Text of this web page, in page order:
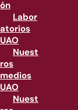
ón
Labor
atorios
UAO
Nuest
ros
medios
UAO
Nuest